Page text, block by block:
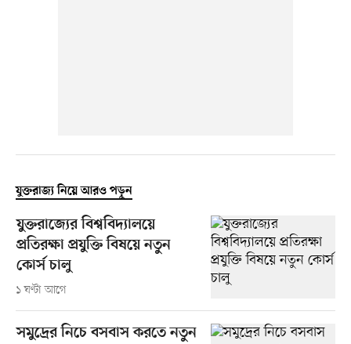
যুক্তরাজ্য নিয়ে আরও পড়ুন
যুক্তরাজ্যের বিশ্ববিদ্যালয়ে
প্রতিরক্ষা প্রযুক্তি বিষয়ে নতুন
কোর্স চালু
১ ঘণ্টা আগে
সমুদ্রের নিচে বসবাস করতে নতুন